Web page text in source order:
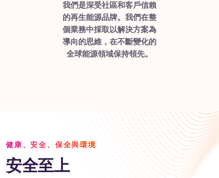
我們是深受社區和客戶信賴
的再生能源品牌。我們在整
個業務中採取以解決方案為
導向的思維，在不斷變化的
全球能源領域保持領先。
健康、安全、保全與環境
安全至上